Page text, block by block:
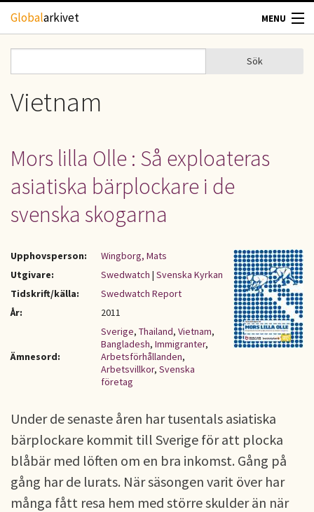
Hoppa till huvudinnehåll
Globalarkivet MENU
TIDSKRIFTER
UPPHOVSRÄTT
Sökformulär
Sök
Vietnam
Mors lilla Olle : Så exploateras
asiatiska bärplockare i de
svenska skogarna
Upphovsperson:
Wingborg, Mats
Utgivare:
Swedwatch | Svenska Kyrkan
Tidskrift/källa:
Swedwatch Report
År:
2011
Ämnesord:
Sverige, Thailand, Vietnam,
Bangladesh, Immigranter,
Arbetsförhållanden,
Arbetsvillkor, Svenska
företag
Under de senaste åren har tusentals asiatiska
bärplockare kommit till Sverige för att plocka
blåbär med löften om en bra inkomst. Gång på
gång har de lurats. När säsongen varit över har
många fått resa hem med större skulder än när